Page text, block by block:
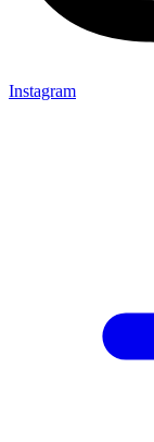
Instagram